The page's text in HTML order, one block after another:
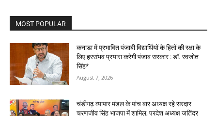
MOST POPULAR
कनाडा में प्रभावित पंजाबी विद्यार्थियों के हितों की रक्षा के
लिए हरसंभव प्रयास करेगी पंजाब सरकार : डॉ. रवजोत
सिंह*
August 7, 2026
चंडीगढ़ व्यापार मंडल के पांच बार अध्यक्ष रहे सरदार
चरणजीव सिंह भाजपा में शामिल, प्रदेश अध्यक्ष जतिंदर